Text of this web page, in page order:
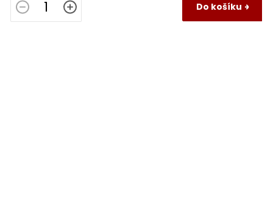
Do košíku